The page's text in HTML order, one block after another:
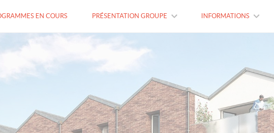
EN COURS PRÉSENTATION GROUPE INFORMATIONS